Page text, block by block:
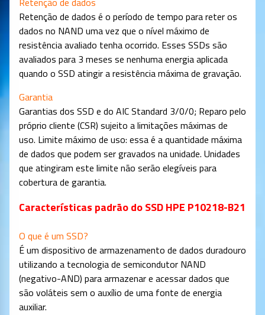
Retenção de dados é o período de tempo para reter os
dados no NAND uma vez que o nível máximo de
resistência avaliado tenha ocorrido. Esses SSDs são
avaliados para 3 meses se nenhuma energia aplicada
quando o SSD atingir a resistência máxima de gravação.
Garantia
Garantias dos SSD e do AIC Standard 3/0/0; Reparo pelo
próprio cliente (CSR) sujeito a limitações máximas de
uso. Limite máximo de uso: essa é a quantidade máxima
de dados que podem ser gravados na unidade. Unidades
que atingiram este limite não serão elegíveis para
cobertura de garantia.
Características padrão do SSD HPE P10218-B21
O que é um SSD?
É um dispositivo de armazenamento de dados duradouro
utilizando a tecnologia de semicondutor NAND
(negativo-AND) para armazenar e acessar dados que
são voláteis sem o auxílio de uma fonte de energia
auxiliar.